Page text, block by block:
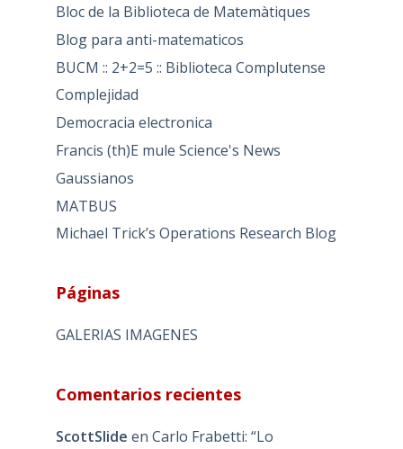
Bloc de la Biblioteca de Matemàtiques
Blog para anti-matematicos
BUCM :: 2+2=5 :: Biblioteca Complutense
Complejidad
Democracia electronica
Francis (th)E mule Science's News
Gaussianos
MATBUS
Michael Trick’s Operations Research Blog
Páginas
GALERIAS IMAGENES
Comentarios recientes
ScottSlide en Carlo Frabetti: “Lo